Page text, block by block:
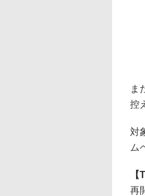
ま
控
対
ム
再